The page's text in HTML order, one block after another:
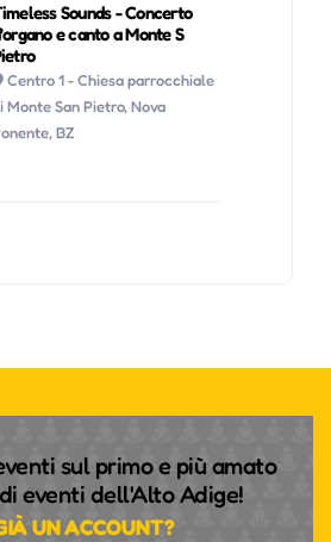
Sounds - Concerto
e canto a Monte S
Centro 1 - Chiesa parrocchiale
Monte San Pietro, Nova
BZ
sul primo e più amato
eventi dell'Alto Adige!
UN ACCOUNT?